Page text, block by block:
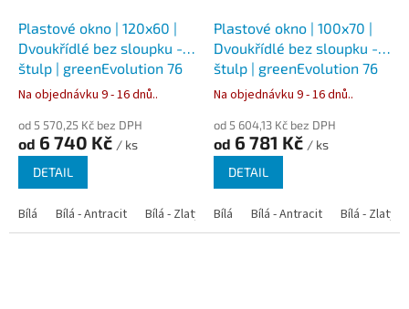
Plastové okno | 120x60 |
Dvoukřídlé bez sloupku -
štulp | greenEvolution 76
Na objednávku 9 - 16 dnů..
od 5 570,25 Kč bez DPH
od 6 740 Kč / ks
DETAIL
Bílá Bílá - Antracit Bílá - Zlatý dub Bílá - Tmavý dub Bílá -
Plastové okno | 100x70 |
Dvoukřídlé bez sloupku -
štulp | greenEvolution 76
Na objednávku 9 - 16 dnů..
od 5 604,13 Kč bez DPH
od 6 781 Kč / ks
DETAIL
Bílá Bílá - Antracit Bílá - Zlatý